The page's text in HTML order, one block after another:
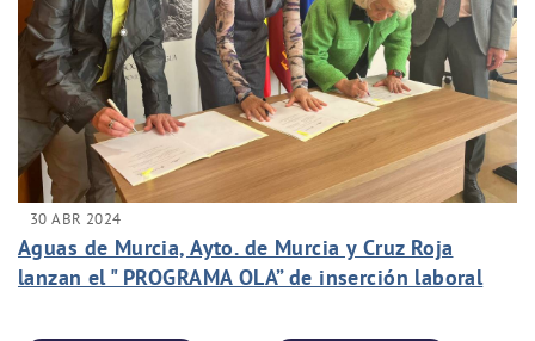
30 ABR 2024
Aguas de Murcia, Ayto. de Murcia y Cruz Roja
lanzan el " PROGRAMA OLA” de inserción laboral